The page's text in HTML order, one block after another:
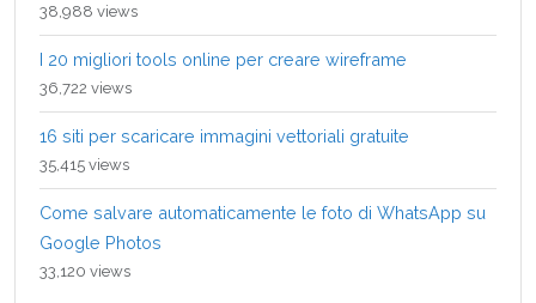
38,988 views
I 20 migliori tools online per creare wireframe
36,722 views
16 siti per scaricare immagini vettoriali gratuite
35,415 views
Come salvare automaticamente le foto di WhatsApp su
Google Photos
33,120 views